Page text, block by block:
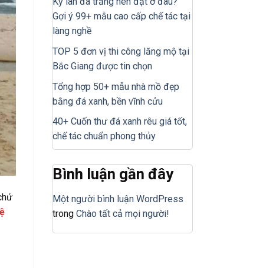
Gợi ý 99+ mẫu cao cấp chế tác tại
làng nghề
TOP 5 đơn vị thi công lăng mộ tại
Bắc Giang được tin chọn
Tổng hợp 50+ mẫu nhà mồ đẹp
bằng đá xanh, bền vĩnh cửu
40+ Cuốn thư đá xanh rêu giá tốt,
chế tác chuẩn phong thủy
Bình luận gần đây
Một người bình luận WordPress
trong Chào tất cả mọi người!